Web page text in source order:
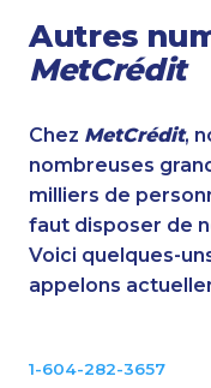
Autres
MetCrédit
Chez MetCrédit,
nombreuses
milliers de
faut disposer de
Voici quelques-
appelons
1-604-282-3657